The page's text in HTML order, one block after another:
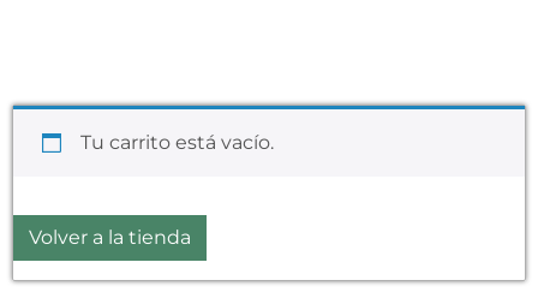
Tu carrito está vacío.
Volver a la tienda